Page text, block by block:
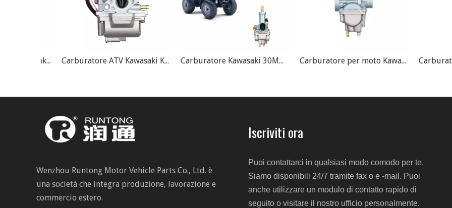
Carburatore ATV Kawasaki KFX80 KSF80 15003-S005 Carburatore Kawasaki 30MM KLF220 KLF250 Carburatore per moto Kawasaki Bayou 250 KLF250 KLF 250 KLF250A
Wenzhou Runtong Motor Vehicle Parts Co., Ltd. è
una società che integra produzione, lavorazione e
commercio estero.
Iscriviti ora
Puoi contattarci in qualsiasi modo comodo per te.
Siamo disponibili 24/7 tramite fax o e -mail. Puoi
anche utilizzare un modulo di contatto rapido di
seguito o visitare il nostro ufficio personalmente.